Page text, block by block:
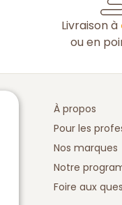
Livraison à
ou en
À propos
Pour les
Nos marques
Notre
Foire aux